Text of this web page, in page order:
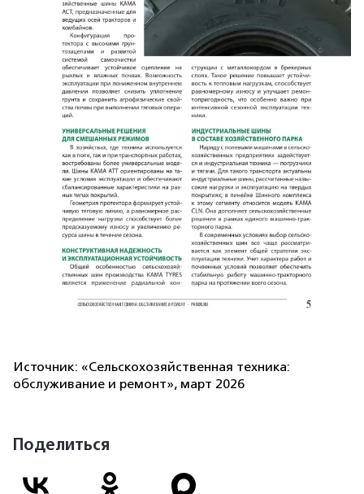
Источник: «Сельскохозяйственная техника:
обслуживание и ремонт», март 2026
Поделиться